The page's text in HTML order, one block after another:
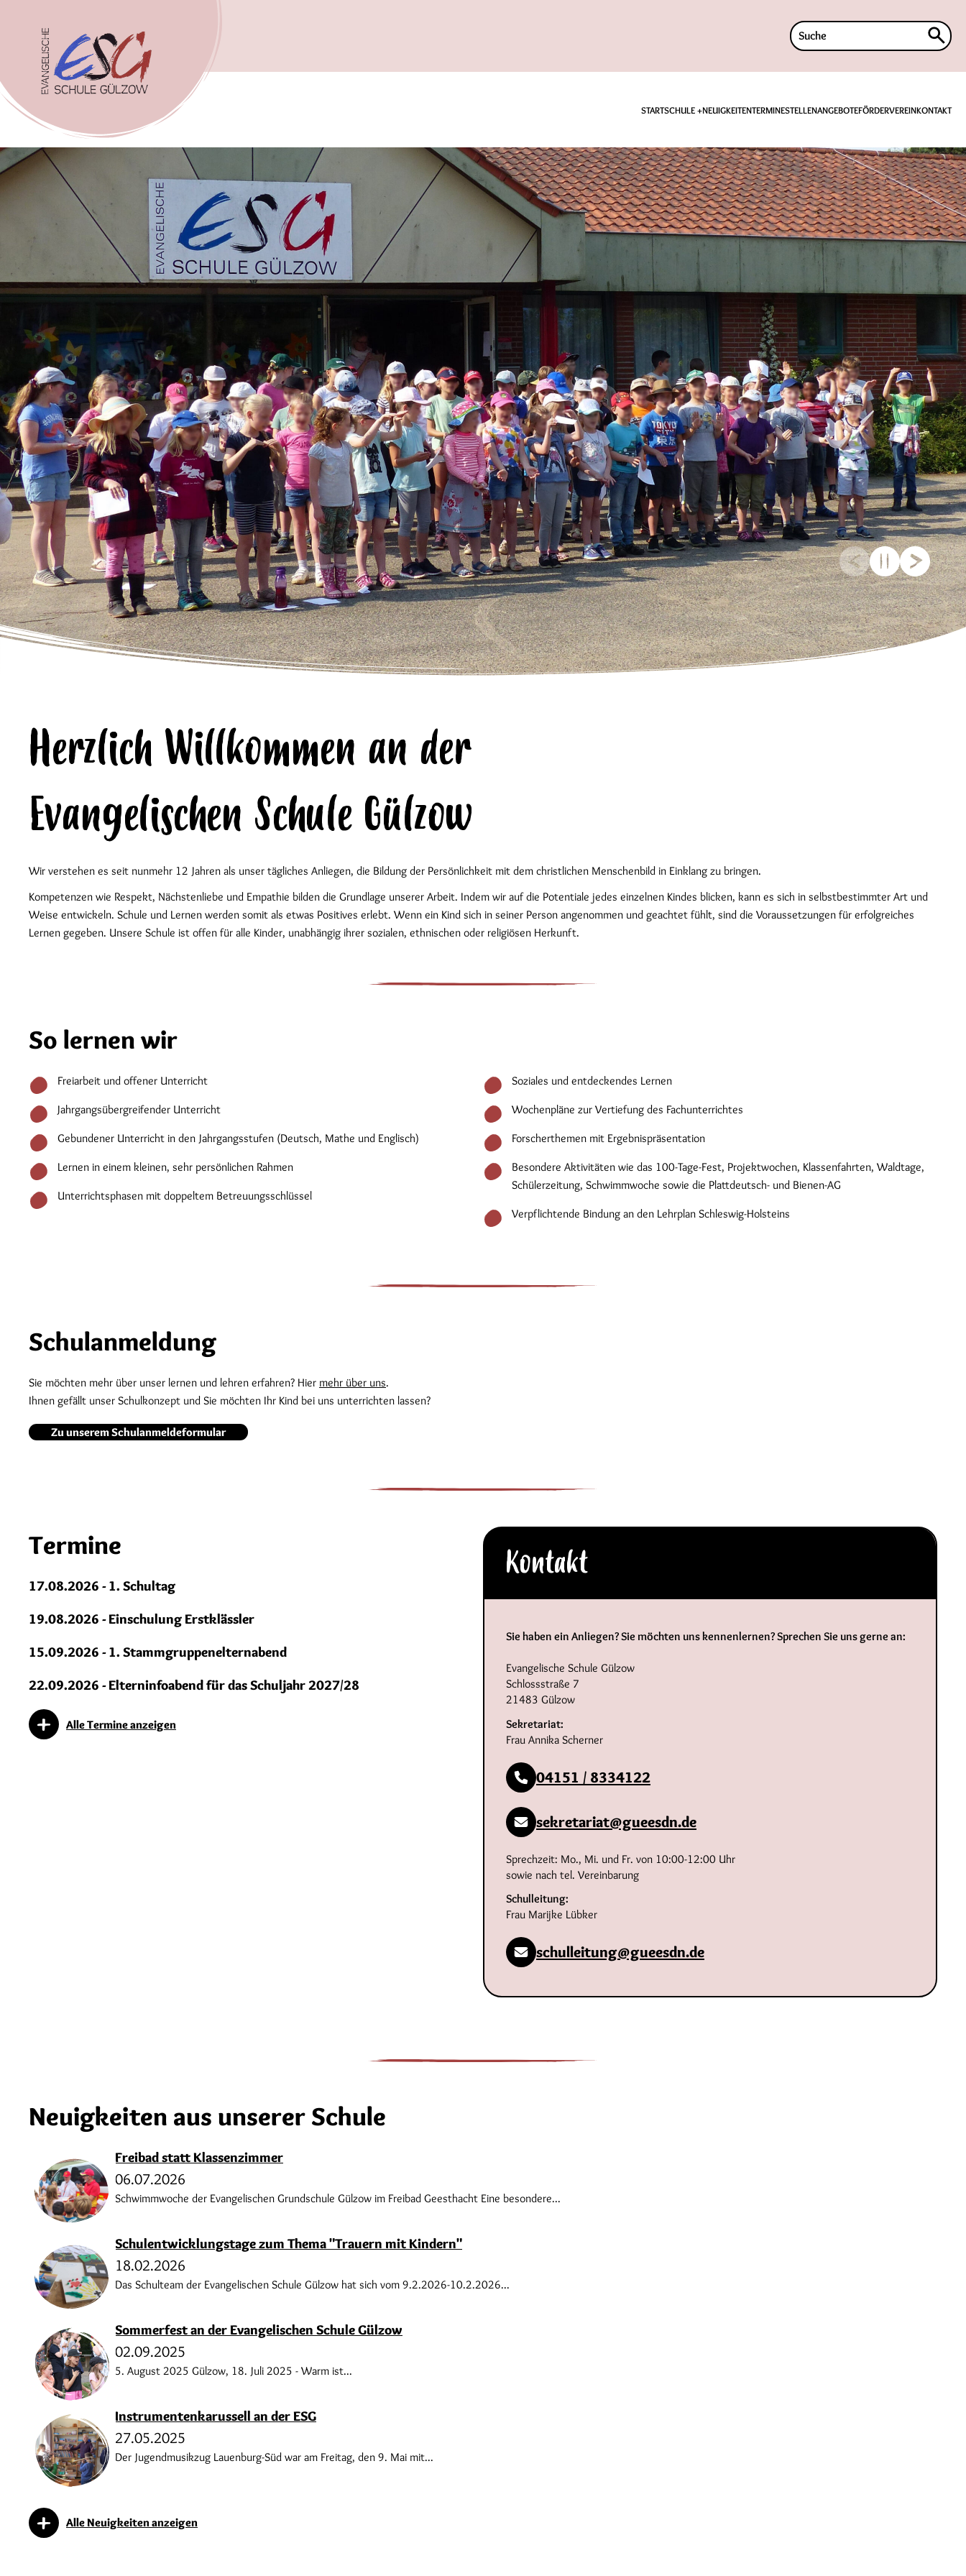
Suche
nach:
STARTSCHULE NEUIGKEITENTERMINESTELLENANGEBOTEFÖRDERVEREINKONTAKT
Herzlich Willkommen an der
Evangelischen Schule Gülzow
Wir verstehen es seit nunmehr 12 Jahren als unser tägliches Anliegen, die Bildung der Persönlichkeit mit dem christlichen Menschenbild in Einklang zu bringen.
Kompetenzen wie Respekt, Nächstenliebe und Empathie bilden die Grundlage unserer Arbeit. Indem wir auf die Potentiale jedes einzelnen Kindes blicken, kann es sich in selbstbestimmter Art und
Weise entwickeln. Schule und Lernen werden somit als etwas Positives erlebt. Wenn ein Kind sich in seiner Person angenommen und geachtet fühlt, sind die Voraussetzungen für erfolgreiches
Lernen gegeben. Unsere Schule ist offen für alle Kinder, unabhängig ihrer sozialen, ethnischen oder religiösen Herkunft.
So lernen wir
Freiarbeit und offener Unterricht
Jahrgangsübergreifender Unterricht
Gebundener Unterricht in den Jahrgangsstufen (Deutsch, Mathe und Englisch)
Lernen in einem kleinen, sehr persönlichen Rahmen
Unterrichtsphasen mit doppeltem Betreuungsschlüssel
Soziales und entdeckendes Lernen
Wochenpläne zur Vertiefung des Fachunterrichtes
Forscherthemen mit Ergebnispräsentation
Besondere Aktivitäten wie das 100-Tage-Fest, Projektwochen, Klassenfahrten, Waldtage,
Schülerzeitung, Schwimmwoche sowie die Plattdeutsch- und Bienen-AG
Verpflichtende Bindung an den Lehrplan Schleswig-Holsteins
Schulanmeldung
Sie möchten mehr über unser lernen und lehren erfahren? Hier mehr über uns.
Ihnen gefällt unser Schulkonzept und Sie möchten Ihr Kind bei uns unterrichten lassen?
Zu unserem Schulanmeldeformular
Termine
17.08.2026 - 1. Schultag
19.08.2026 - Einschulung Erstklässler
15.09.2026 - 1. Stammgruppenelternabend
22.09.2026 - Elterninfoabend für das Schuljahr 2027/28
Alle Termine anzeigen
Kontakt
Sie haben ein Anliegen? Sie möchten uns kennenlernen? Sprechen Sie uns gerne an:
Evangelische Schule Gülzow
Schlossstraße 7
21483 Gülzow
Sekretariat:
Frau Annika Scherner
04151 / 8334122
sekretariat@gueesdn.de
Sprechzeit: Mo., Mi. und Fr. von 10:00-12:00 Uhr
sowie nach tel. Vereinbarung
Schulleitung:
Frau Marijke Lübker
schulleitung@gueesdn.de
Neuigkeiten aus unserer Schule
Freibad statt Klassenzimmer
06.07.2026
Schwimmwoche der Evangelischen Grundschule Gülzow im Freibad Geesthacht Eine besondere...
Schulentwicklungstage zum Thema "Trauern mit Kindern"
18.02.2026
Das Schulteam der Evangelischen Schule Gülzow hat sich vom 9.2.2026-10.2.2026...
Sommerfest an der Evangelischen Schule Gülzow
02.09.2025
5. August 2025 Gülzow, 18. Juli 2025 - Warm ist...
Instrumentenkarussell an der ESG
27.05.2025
Der Jugendmusikzug Lauenburg-Süd war am Freitag, den 9. Mai mit...
Alle Neuigkeiten anzeigen